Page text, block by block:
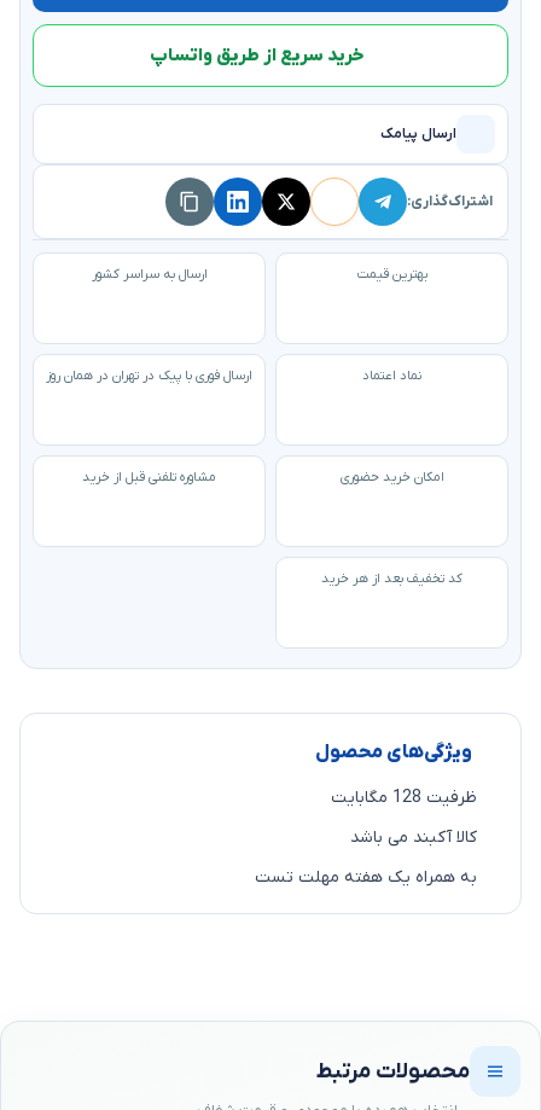
خرید سریع از طریق واتساپ
ارسال پیامک
اشتراک‌گذاری:
بهترین قیمت ارسال به سراسر کشور
نماد اعتماد ارسال فوری با پیک در تهران در همان روز
امکان خرید حضوری مشاوره تلفنی قبل از خرید
کد تخفیف بعد از هر خرید
ویژگی‌های محصول
ظرفیت 128 مگابایت
کالا آکبند می باشد
به همراه یک هفته مهلت تست
محصولات مرتبط